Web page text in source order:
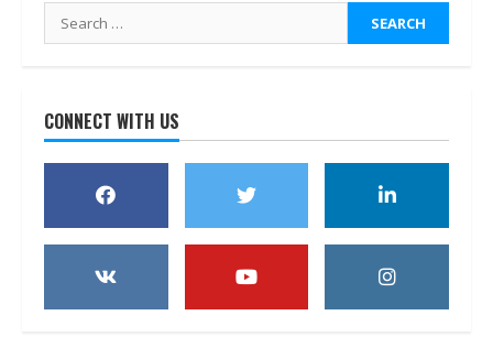
Search
for:
CONNECT WITH US